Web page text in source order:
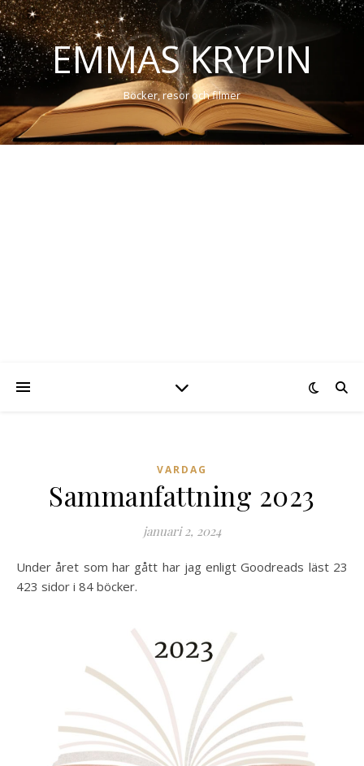
EMMAS KRYPIN
Böcker, resor och filmer
VARDAG
Sammanfattning 2023
januari 2, 2024
Under året som har gått har jag enligt Goodreads läst 23
423 sidor i 84 böcker.